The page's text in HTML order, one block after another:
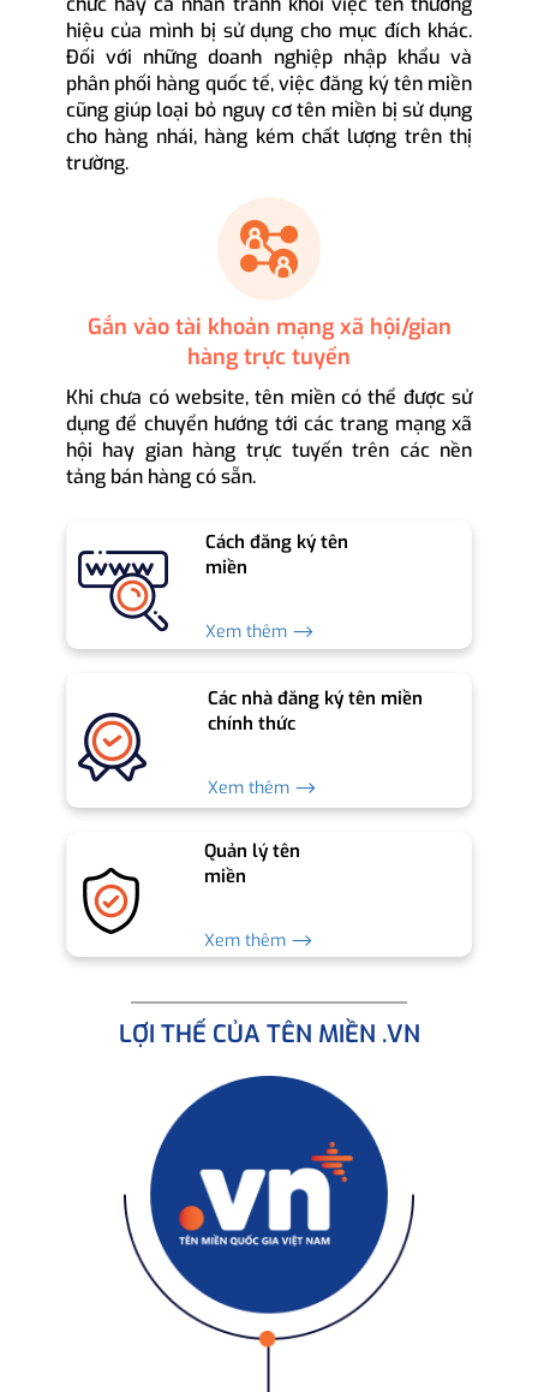
hiệu của mình bị sử dụng cho mục đích khác.
Đối với những doanh nghiệp nhập khẩu và
phân phối hàng quốc tế, việc đăng ký tên miền
cũng giúp loại bỏ nguy cơ tên miền bị sử dụng
cho hàng nhái, hàng kém chất lượng trên thị
trường.
Gắn vào tài khoản mạng xã hội/gian
hàng trực tuyến
Khi chưa có website, tên miền có thể được sử
dụng để chuyển hướng tới các trang mạng xã
hội hay gian hàng trực tuyến trên các nền
tảng bán hàng có sẵn.
Cách đăng ký tên
miền
Xem thêm ⟶
Các nhà đăng ký tên miền
chính thức
Xem thêm ⟶
Quản lý tên
miền
Xem thêm ⟶
LỢI THẾ CỦA TÊN MIỀN .VN